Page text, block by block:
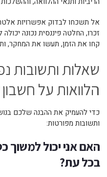
אל תשכחו לבדוק אפשרויות
זכרו, החלטה פיננסית נכונה
קחו את הזמן, תעשו את המחקר,
שאלות ותשובות
הלוואות על
כדי להעמיק את ההבנה שלכם
ותשובות מפורטות:
האם אני יכול
בכל עת?